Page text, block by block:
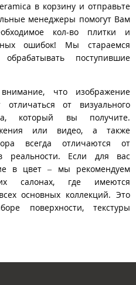
в корзину и отправьте
менеджеры помогут Вам
кол-во плитки и
ошибок! Мы стараемся
поступившие
что изображение
от визуального
который вы получите.
или видео, а также
всегда отличаются от
реальности. Если для вас
в цвет – мы рекомендуем
салонах, где имеются
основных коллекций. Это
поверхности, текстуры